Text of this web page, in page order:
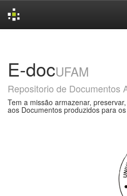
E-docUFAM
Repositorio de Documentos
Tem a missão armazenar,
aos Documentos produzidos para